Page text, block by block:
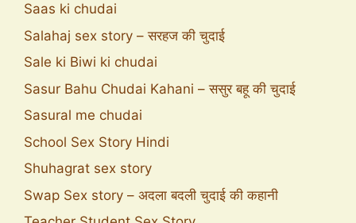
Saas ki chudai
Salahaj sex story – सरहज की चुदाई
Sale ki Biwi ki chudai
Sasur Bahu Chudai Kahani – ससुर बहू की चुदाई
Sasural me chudai
School Sex Story Hindi
Shuhagrat sex story
Swap Sex story – अदला बदली चुदाई की कहानी